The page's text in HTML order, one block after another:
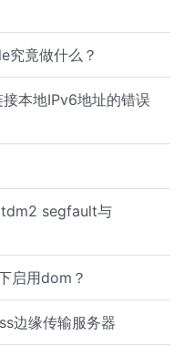
竟做什么？
本地IPv6地址的错误
segfault与
启用dom？
边缘传输服务器